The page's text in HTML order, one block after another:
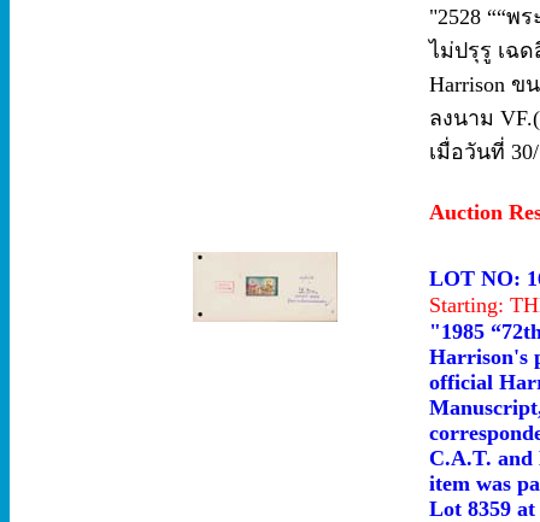
"2528 ““พ
ไม่ปรุรู เฉ
Harrison ข
ลงนาม
เมื่อวันที่
Auction
LOT NO:
Starting:
"1985
Harrison's
official
C.A.T. and
item was
Lot 8359